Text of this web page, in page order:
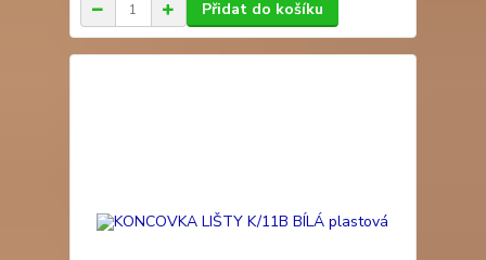
Přidat do košíku